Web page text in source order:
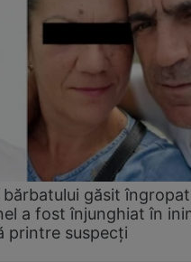
găsit
a fost înjunghiat în
printre suspecți